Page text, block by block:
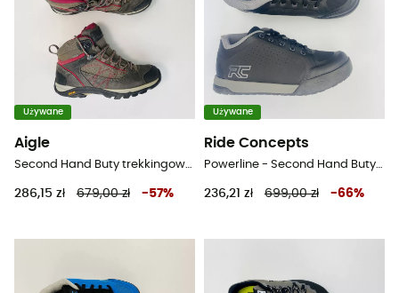
Używane
Aigle
Second Hand Buty trekkingowe wysokie damskie - Szary - 38
286,15 zł 679,00 zł -57%
Używane
Ride Concepts
Powerline - Second Hand Buty rowerowe meskie - Noir - 41
236,21 zł 699,00 zł -66%